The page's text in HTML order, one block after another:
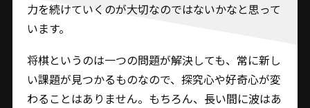
力を続けていくのが大切なのではないかなと思って
います。
将棋というのは一つの問題が解決しても、常に新し
い課題が見つかるものなので、探究心や好奇心が変
わることはありません。もちろん、長い間に波はあ